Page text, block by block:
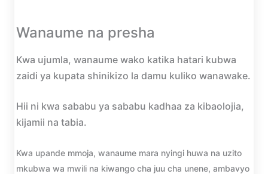
Wanaume na presha
Kwa ujumla, wanaume wako katika hatari kubwa
zaidi ya kupata shinikizo la damu kuliko wanawake.
Hii ni kwa sababu ya sababu kadhaa za kibaolojia,
kijamii na tabia.
Kwa upande mmoja, wanaume mara nyingi huwa na uzito
mkubwa wa mwili na kiwango cha juu cha unene, ambavyo